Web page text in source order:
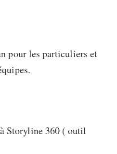
pour les particuliers et
Storyline 360 ( outil